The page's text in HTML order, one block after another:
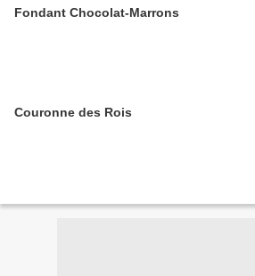
Fondant Chocolat-Marrons
Couronne des Rois